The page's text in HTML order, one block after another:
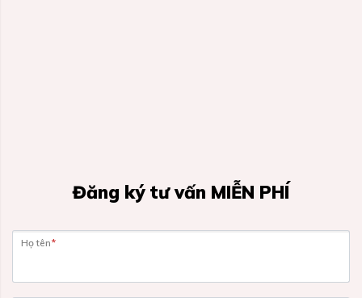
Đăng ký tư vấn MIỄN PHÍ
Họ tên*